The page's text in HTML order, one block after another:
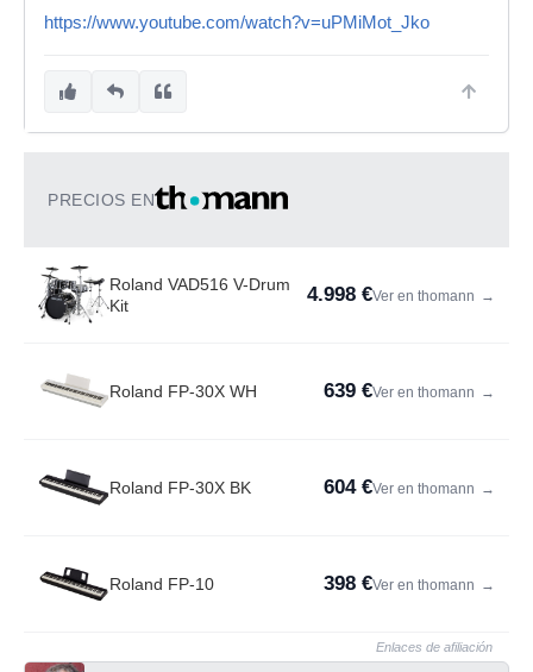
https://www.youtube.com/watch?v=uPMiMot_Jko
PRECIOS EN
Roland VAD516 V-Drum
Kit
4.998 €Ver en thomann →
Roland FP-30X WH 639 €Ver en thomann →
Roland FP-30X BK 604 €Ver en thomann →
Roland FP-10 398 €Ver en thomann →
Enlaces de afiliación